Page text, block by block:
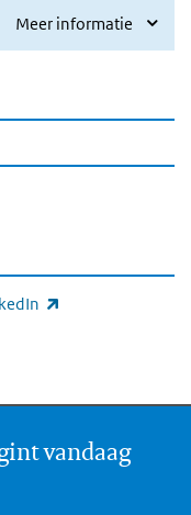
Meer informatie
link)
vandaag